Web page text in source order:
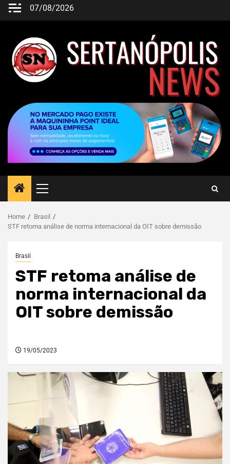
07/08/2026
Home
Brasil
STF retoma análise de norma internacional da OIT sobre demissão
Brasil
STF retoma análise de
norma internacional da
OIT sobre demissão
19/05/2023